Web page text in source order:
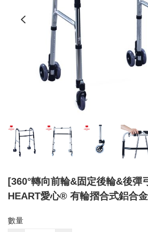
[360°轉向前輪&固定後輪&後彈
HEART愛心® 有輪摺合式鋁合
數量